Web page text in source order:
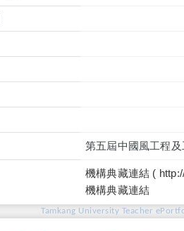
第五屆中國風工程
機構典藏連結 (
機構典藏連結
Tamkang University Teacher